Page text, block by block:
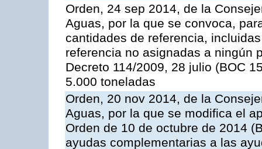
Orden, 24 sep 2014, de la
Aguas, por la que se convoca,
cantidades de referencia,
referencia no asignadas a ningún
Decreto 114/2009, 28 julio (BOC
5.000 toneladas
Orden, 20 nov 2014, de la
Aguas, por la que se modifica el
Orden de 10 de octubre de 2014
ayudas complementarias a las